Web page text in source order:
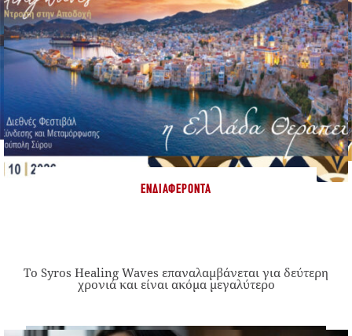
ΕΝΔΙΑΦΈΡΟΝΤΑ
Το Syros Healing Waves επαναλαμβάνεται για δεύτερη
χρονιά και είναι ακόμα μεγαλύτερο